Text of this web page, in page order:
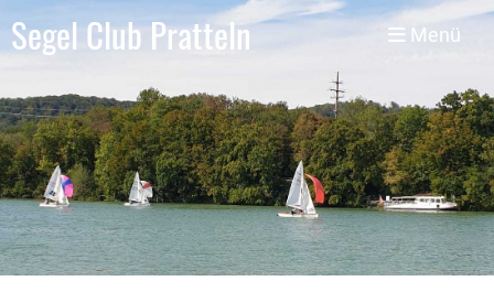
Segel Club Pratteln Menü